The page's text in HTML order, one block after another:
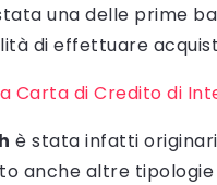
una delle prime
di effettuare
Carta di Credito di
è stata infatti
anche altre